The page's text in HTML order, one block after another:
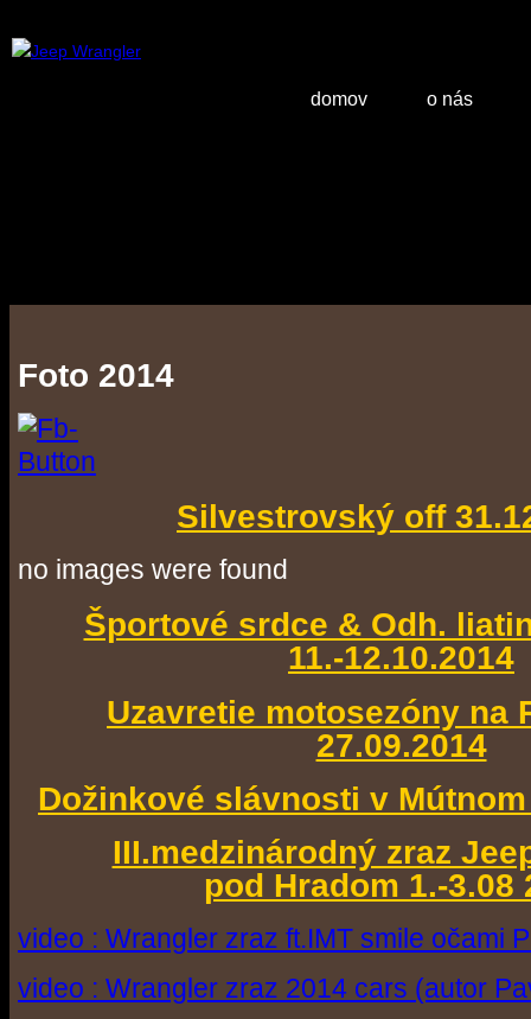
domov o nás
Foto 2014
Silvestrovský off
no images were found
Športové srdce & Odh.
11.-12.10.2014
Uzavretie motosezóny na
27.09.2014
Dožinkové slávnosti v Mútnom
III.medzinárodný zraz
pod Hradom 1.-3.08
video : Wrangler zraz ft.IMT smile očami
video : Wrangler zraz 2014 cars (autor